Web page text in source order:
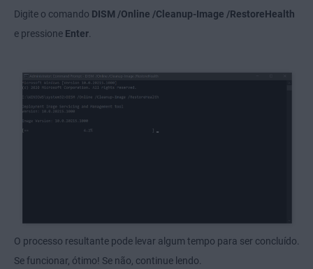
Digite o comando DISM /Online /Cleanup-Image /RestoreHealth
e pressione Enter
O processo resultante pode levar algum tempo para ser concluído.
Se funcionar, ótimo! Se não, continue lendo.